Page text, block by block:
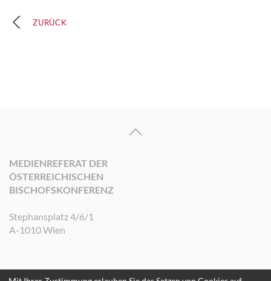
ZURÜCK
MEDIENREFERAT DER
ÖSTERREICHISCHEN
BISCHOFSKONFERENZ
Stephansplatz 4/6/1
A-1010 Wien